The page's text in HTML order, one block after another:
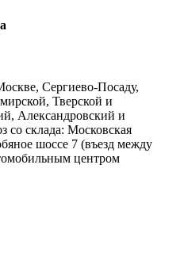
Сергиево-Посаду,
Тверской и
Александровский и
склада: Московская
шоссе 7 (въезд между
центром